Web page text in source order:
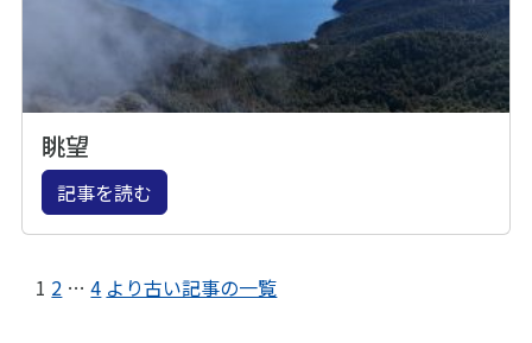
眺望
記事を読む
1 2 … 4 より古い記事の一覧